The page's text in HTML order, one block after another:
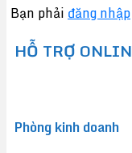
Bạn phải đăng nhập
HỖ TRỢ
Phòng kinh doanh